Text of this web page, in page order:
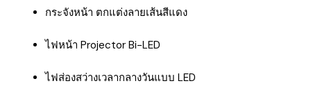
กระจังหน้า ตกแต่งลายเส้นสีแดง
ไฟหน้า Projector Bi-LED
ไฟส่องสว่างเวลากลางวันแบบ LED